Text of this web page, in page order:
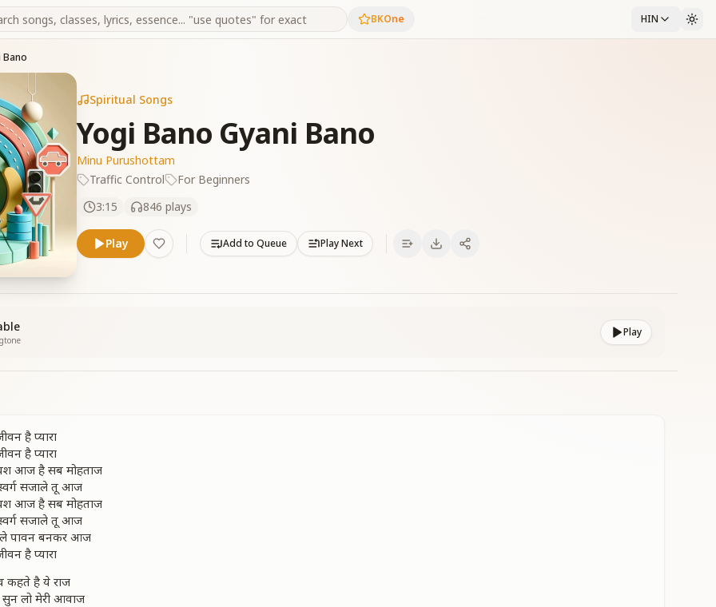
BKOne HIN
Bano
Spiritual Songs
Yogi Bano Gyani Bano
Minu Purushottam
Traffic Control
For Beginners
3:15
846 plays
Play Add to Queue Play Next
Play
है प्यारा
है प्यारा
आज है सब मोहताज
सजाले तू आज
आज है सब मोहताज
सजाले तू आज
पावन बनकर आज
है प्यारा
कहते है ये राज
लो मेरी आवाज